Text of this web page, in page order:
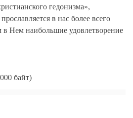
гедонизма»,
в нас более всего
в Нем наибольшие удовлетворение
байт)